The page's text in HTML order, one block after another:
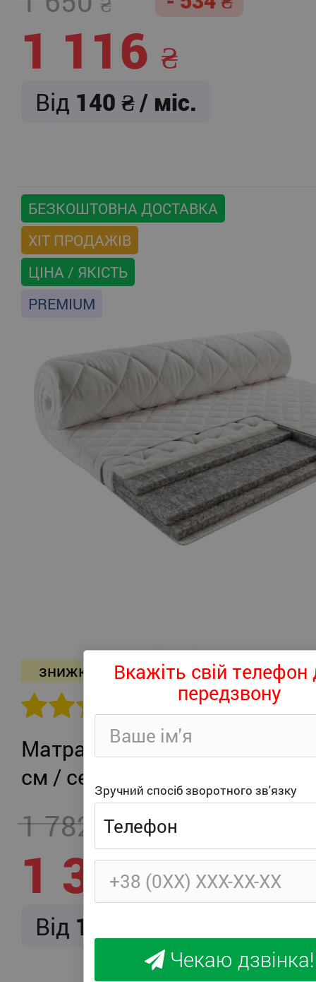
1 116
Від 140 / міс.
БЕЗКОШТОВНА ДОСТАВКА
ХІТ ПРОДАЖІВ
ЦІНА / ЯКІСТЬ
PREMIUM
знижка -26%
302 відгуків
Матрац Persei Roll Air UP
см / середня жорсткість
1 782 - 457
1 325
Від 166
Вкажіть свій телефон
передзвону
Зручний спосіб зворотного зв'язку
Чекаю дзвінка!